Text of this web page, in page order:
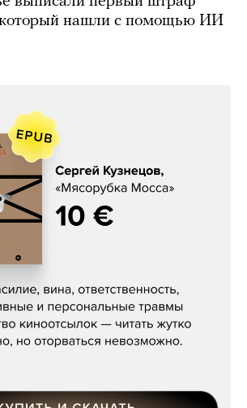
который нашли с помощью ИИ
Кузнецов, «Мясорубка